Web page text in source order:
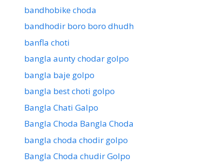
bandhobike choda
bandhodir boro boro dhudh
banfla choti
bangla aunty chodar golpo
bangla baje golpo
bangla best choti golpo
Bangla Chati Galpo
Bangla Choda Bangla Choda
bangla choda chodir golpo
Bangla Choda chudir Golpo